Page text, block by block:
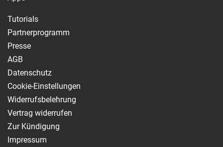
Tutorials
Partnerprogramm
Presse
AGB
Datenschutz
Cookie-Einstellungen
Widerrufsbelehrung
Vertrag widerrufen
Zur Kündigung
Impressum